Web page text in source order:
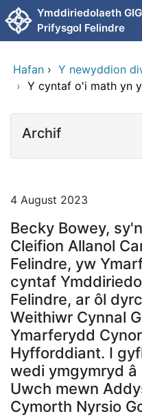
Neidio i'r prif gynnwy
Ymddiriedolaeth GIG
Prifysgol Felindre
Hafan › Y newyddion
› Y cyntaf o'i math yn
Archif
4 August 2023
Becky Bowey,
Cleifion Allanol
Felindre, yw
cyntaf
Felindre, ar ôl
Weithiwr Cynnal
Ymarferydd
Hyfforddiant. I
wedi ymgymryd
Uwch mewn
Cymorth Nyrsio